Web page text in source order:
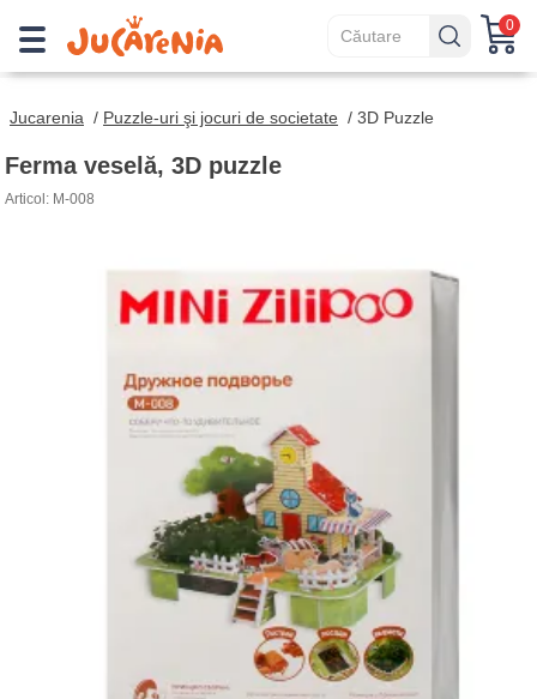
0
Jucarenia / Puzzle-uri şi jocuri de societate / 3D Puzzle
Ferma veselă, 3D puzzle
Articol: M-008